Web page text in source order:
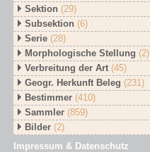
Sektion (29)
Subsektion (6)
Serie (28)
Morphologische Stellung (2)
Verbreitung der Art (45)
Geogr. Herkunft Beleg (231)
Bestimmer (410)
Sammler (859)
Bilder (2)
Impressum & Datenschutz